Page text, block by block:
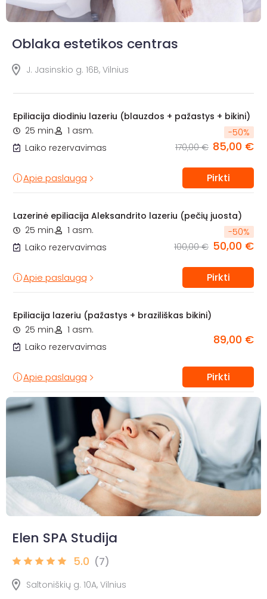
Oblaka estetikos centras
J. Jasinskio g. 16B, Vilnius
Epiliacija diodiniu lazeriu (blauzdos + pažastys + bikini)
25 min.
1 asm.
Laiko rezervavimas
-50%
170,00 € 85,00 €
Apie paslaugą Pirkti
Lazerinė epiliacija Aleksandrito lazeriu (pečių juosta)
25 min.
1 asm.
Laiko rezervavimas
-50%
100,00 € 50,00 €
Apie paslaugą Pirkti
Epiliacija lazeriu (pažastys + braziliškas bikini)
25 min.
1 asm.
Laiko rezervavimas
89,00 €
Apie paslaugą Pirkti
Elen SPA Studija
5.0 (7)
Saltoniškių g. 10A, Vilnius